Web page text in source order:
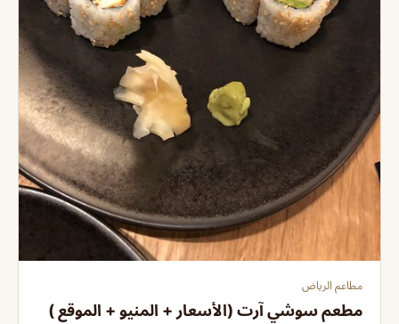
مطاعم الرياض
مطعم سوشي آرت (الأسعار + المنيو + الموقع )